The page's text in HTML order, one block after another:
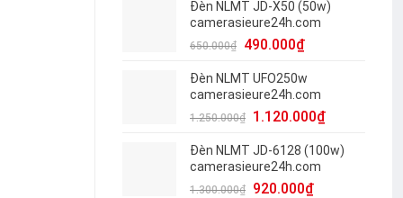
Đèn NLMT JD-X50 (50w)
camerasieure24h.com
650.000₫ 490.000₫
Đèn NLMT UFO250w
camerasieure24h.com
1.250.000₫ 1.120.000₫
Đèn NLMT JD-6128 (100w)
camerasieure24h.com
1.300.000₫ 920.000₫